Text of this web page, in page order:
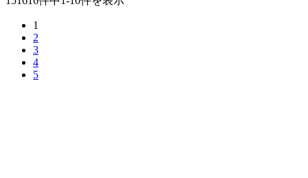
1
2
3
4
5